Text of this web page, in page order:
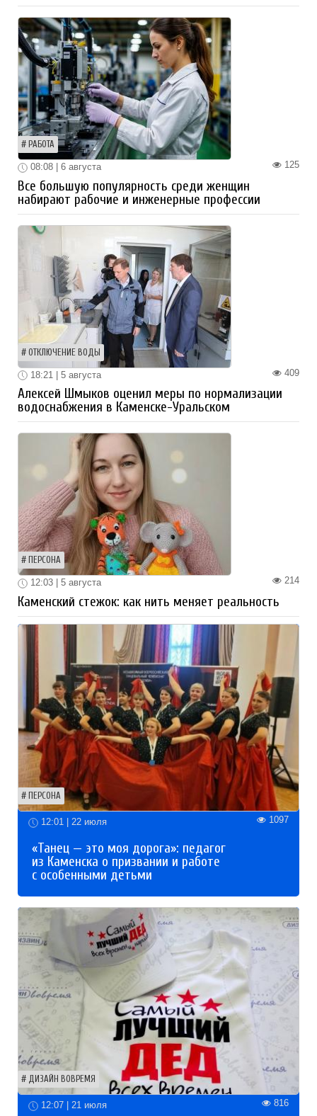
РАБОТА
125
08:08 | 6 августа
Все большую популярность среди женщин
набирают рабочие и инженерные профессии
ОТКЛЮЧЕНИЕ ВОДЫ
409
18:21 | 5 августа
Алексей Шмыков оценил меры по нормализации
водоснабжения в Каменске-Уральском
ПЕРСОНА
214
12:03 | 5 августа
Каменский стежок: как нить меняет реальность
ПЕРСОНА
12:01 | 22 июля 1097
«Танец — это моя дорога»: педагог
из Каменска о призвании и работе
с особенными детьми
ДИЗАЙН ВОВРЕМЯ
12:07 | 21 июля 816